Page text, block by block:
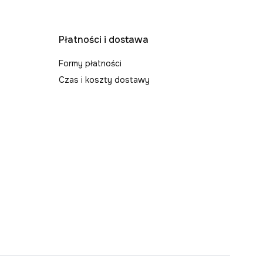
Płatności i dostawa
Formy płatności
Czas i koszty dostawy